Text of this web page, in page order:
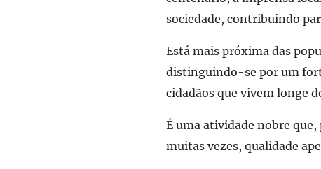
sociedade, contribuindo
Está mais próxima das
distinguindo-se por um
cidadãos que vivem longe
É uma atividade nobre
muitas vezes, qualidade